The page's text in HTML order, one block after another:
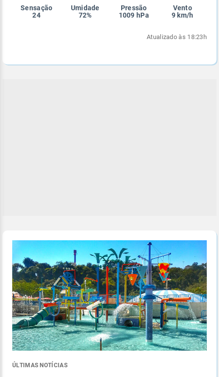
Sensação
24
Umidade
72%
Pressão
1009 hPa
Vento
9 km/h
Atualizado às 18:23h
ÚLTIMAS NOTÍCIAS
Enviar
Enviar
Enviar
Enviar
Enviar